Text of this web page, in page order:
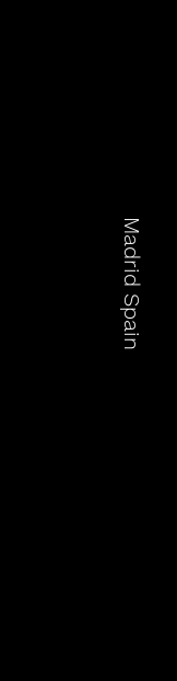
Madrid Spain